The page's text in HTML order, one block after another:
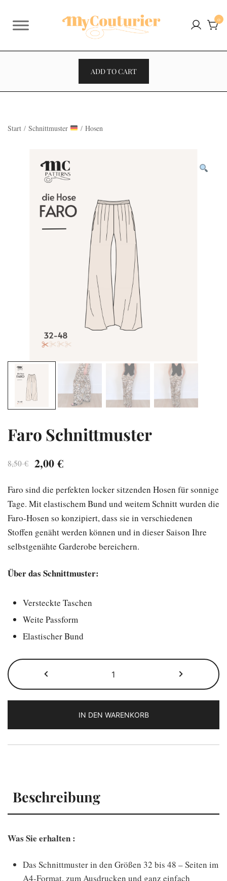
Inhalt
springen
0
ADD TO CART
Start / Schnittmuster / Hosen
VENTES À 2€
Faro Schnittmuster
8,50€ Ursprünglicher
war:
8,50 €
2,00€Aktueller
ist:
2,00 €.
Faro sind die perfekten locker sitzenden Hosen für sonnige
Tage. Mit elastischem Bund und weitem Schnitt wurden die
Faro-Hosen so konzipiert, dass sie in verschiedenen
Stoffen genäht werden können und in dieser Saison Ihre
selbstgenähte Garderobe bereichern.
Über das Schnittmuster:
Versteckte Taschen
Weite Passform
Elastischer Bund
Schnittmuster
Menge
IN DEN WARENKORB
Beschreibung
Was Sie erhalten :
Das Schnittmuster in den Größen 32 bis 48 – Seiten im
A4-Format, zum Ausdrucken und ganz einfach